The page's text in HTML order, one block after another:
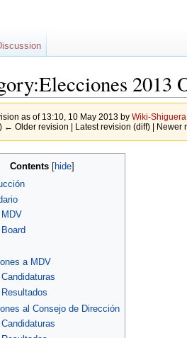
2013
as of 13:10, 10 May 2013 by Wiki-Shiguera
← Older revision | Latest revision (diff) | Newer
Contents
MDV
Board
a MDV
Candidaturas
Resultados
al Consejo de Dirección
Candidaturas